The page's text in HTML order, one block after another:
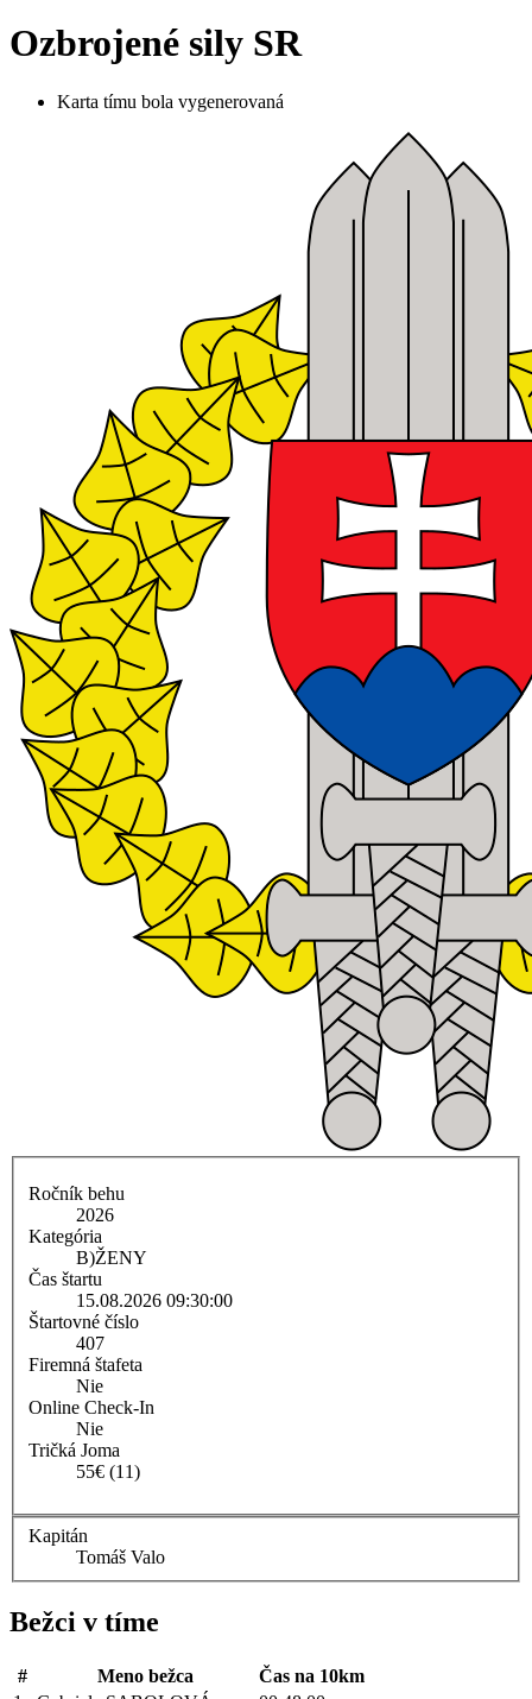
Ozbrojené sily SR
Karta tímu bola vygenerovaná
Ročník behu
2026
Kategória
B)ŽENY
Čas štartu
15.08.2026 09:30:00
Štartovné číslo
407
Firemná štafeta
Nie
Online Check-In
Nie
Tričká Joma
55€ (11)
Kapitán
Tomáš Valo
Bežci v tíme
# Meno bežca
Čas na 10km